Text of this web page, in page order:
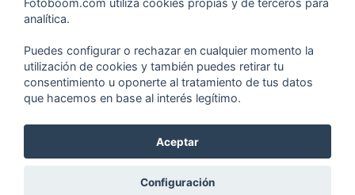
Monopiés
Trípodes
Kit Completos
Accesorios
Copyright © 2001-2024, Fotoboom, Fotonet, S.L. CIF. B-83430587
C/ San Romualdo Nº26 - 28037 Madrid - España
304 28 94. Cualquier comentario o sugerencia nos la puedes
analítica.
Puedes configurar o rechazar en cualquier momento la
utilización de cookies y también puedes retirar tu
consentimiento u oponerte al tratamiento de tus datos
que hacemos en base al interés legítimo.
Aceptar
Configuración